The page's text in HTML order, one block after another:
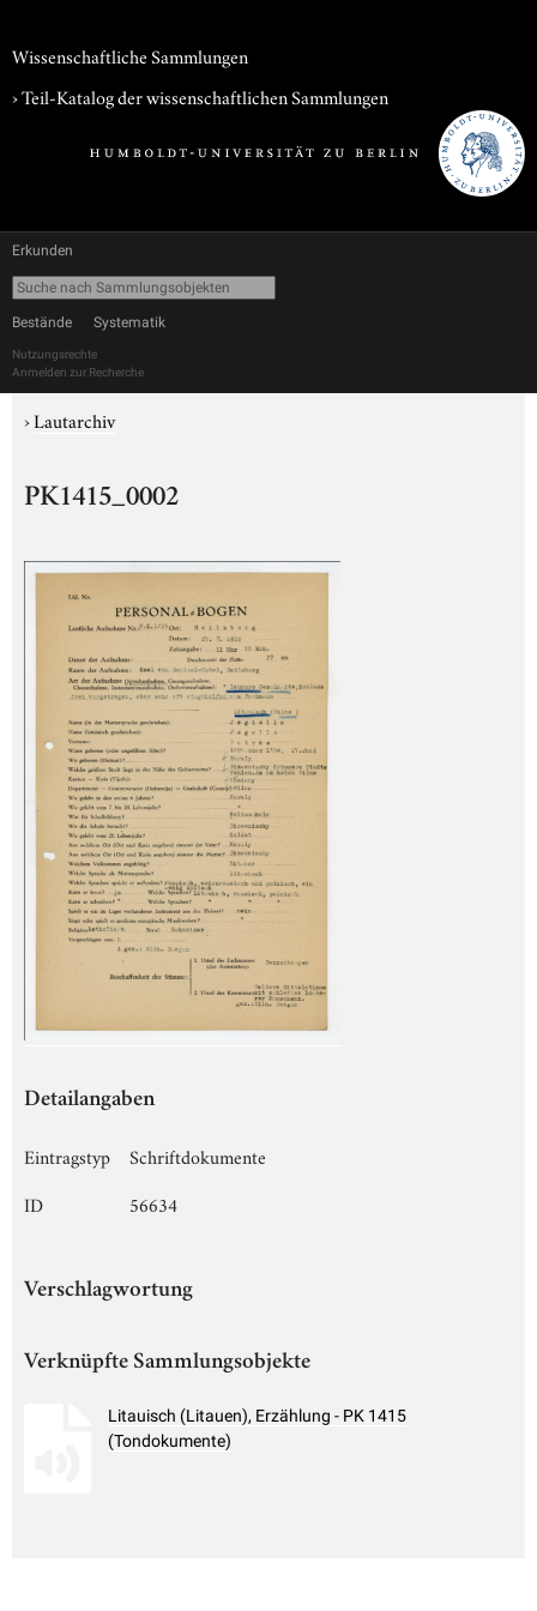
Wissenschaftliche Sammlungen
› Teil-Katalog der wissenschaftlichen Sammlungen
Erkunden
Bestände Systematik
Nutzungsrechte
Anmelden zur Recherche
›Lautarchiv
PK1415_0002
Detailangaben
Eintragstyp
Schriftdokumente
ID
56634
Verschlagwortung
Verknüpfte Sammlungsobjekte
Litauisch (Litauen), Erzählung - PK 1415
(Tondokumente)